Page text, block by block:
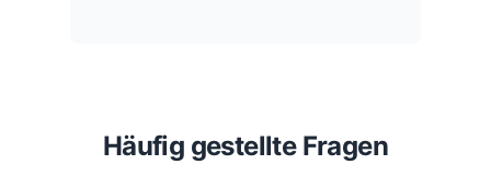
Häufig gestellte Fragen